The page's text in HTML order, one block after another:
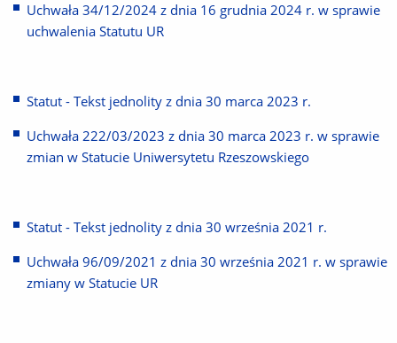
Uchwała 34/12/2024 z dnia 16 grudnia 2024 r. w sprawie
uchwalenia Statutu UR
strony)
Statut - Tekst jednolity z dnia 30 marca 2023 r.
Uchwała 222/03/2023 z dnia 30 marca 2023 r. w sprawie
zmian w Statucie Uniwersytetu Rzeszowskiego
Statut - Tekst jednolity z dnia 30 września 2021 r.
Uchwała 96/09/2021 z dnia 30 września 2021 r. w sprawie
zmiany w Statucie UR